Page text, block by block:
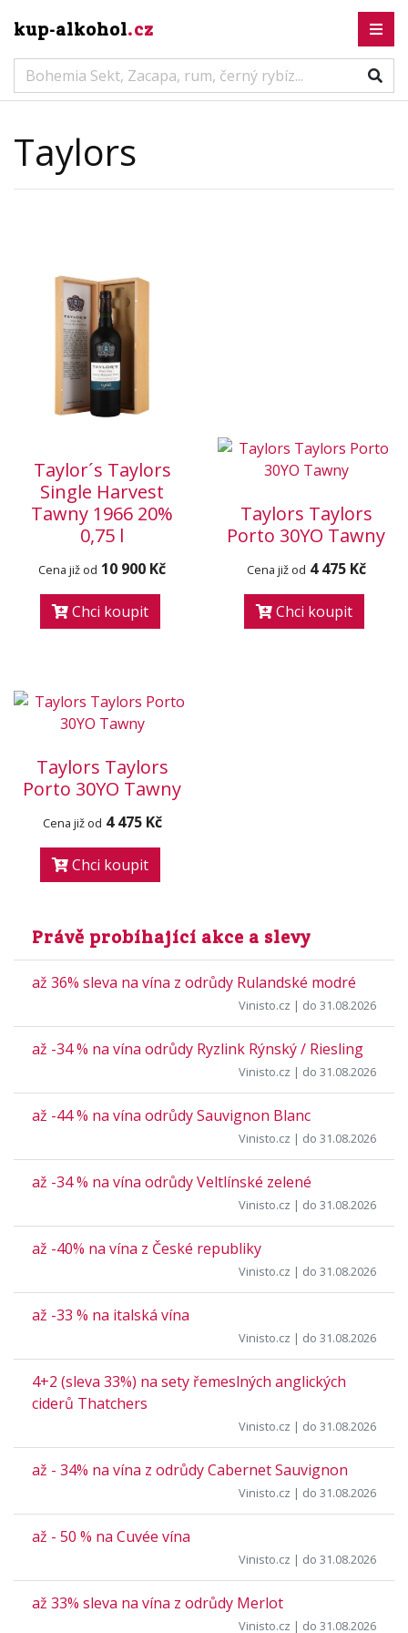
kup-alkohol.cz
Taylors
Taylor´s Taylors
Single Harvest
Tawny 1966 20%
0,75 l
Cena již od 10 900 Kč
Chci koupit
Taylors Taylors
Porto 30YO Tawny
Cena již od 4 475 Kč
Chci koupit
Taylors Taylors
Porto 30YO Tawny
Cena již od 4 475 Kč
Chci koupit
Právě probíhající akce a slevy
až 36% sleva na vína z odrůdy Rulandské modré
Vinisto.cz | do 31.08.2026
až -34 % na vína odrůdy Ryzlink Rýnský / Riesling
Vinisto.cz | do 31.08.2026
až -44 % na vína odrůdy Sauvignon Blanc
Vinisto.cz | do 31.08.2026
až -34 % na vína odrůdy Veltlínské zelené
Vinisto.cz | do 31.08.2026
až -40% na vína z České republiky
Vinisto.cz | do 31.08.2026
až -33 % na italská vína
Vinisto.cz | do 31.08.2026
4+2 (sleva 33%) na sety řemeslných anglických
ciderů Thatchers
Vinisto.cz | do 31.08.2026
až - 34% na vína z odrůdy Cabernet Sauvignon
Vinisto.cz | do 31.08.2026
až - 50 % na Cuvée vína
Vinisto.cz | do 31.08.2026
až 33% sleva na vína z odrůdy Merlot
Vinisto.cz | do 31.08.2026